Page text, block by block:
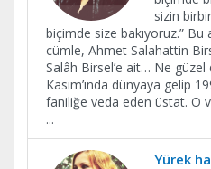
sizin
biçimde size bakıyoruz.”
cümle, Ahmet Salahattin
Salâh Birsel’e ait… Ne güzel
Kasım’ında dünyaya gelip
faniliğe veda eden üstat. O
...
Yürek